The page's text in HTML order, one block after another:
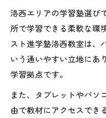
洛西エリアの学習塾選び
所で学習できる柔軟な環
スト進学塾洛西教室は、
いう通いやすい立地にあ
学習拠点です。
また、タブレットやパソ
由で教材にアクセスでき